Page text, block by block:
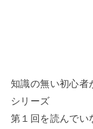
知識の無い初心者
シリーズ
第１回を読んでい